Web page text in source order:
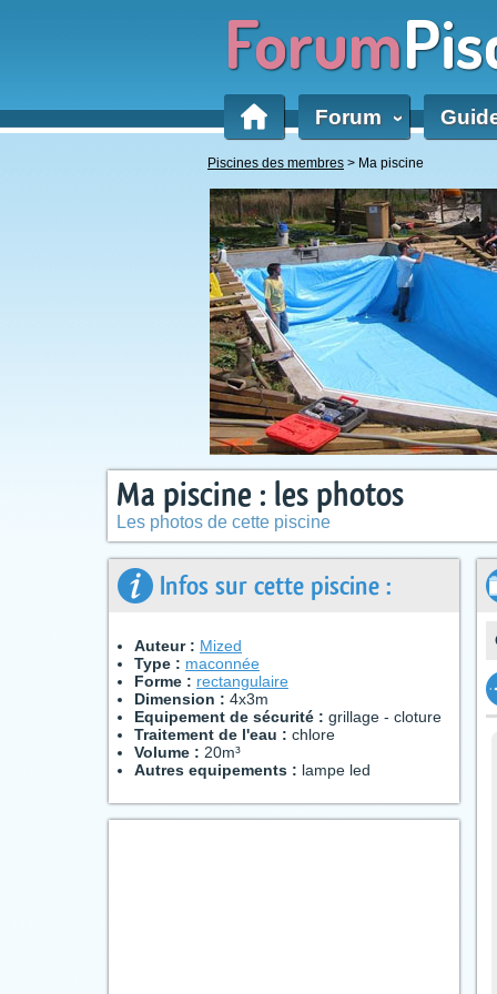
Forum
Forum ‹
Piscines des membres > Ma piscine
Ma piscine : les photos
Les photos de cette piscine
Infos sur cette piscine :
Auteur : Mized
Type : maconnée
Forme : rectangulaire
Dimension : 4x3m
Equipement de sécurité : grillage - cloture
Traitement de l'eau : chlore
Volume : 20m³
Autres equipements : lampe led